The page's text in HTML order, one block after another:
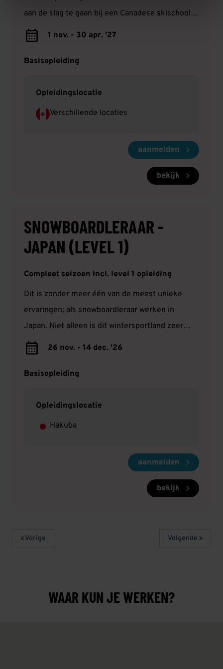
aan de slag te gaan bij een Canadese skischool.
Je kunt via ons solliciteren in onder andere
1 nov. - 30 apr. '27
Basisopleiding
Opleidingslocatie
Verschillende locaties
aanmelden
bekijk
SNOWBOARDLERAAR -
JAPAN (LEVEL 1)
Compleet seizoen incl. level 1 opleiding
Dit is zonder meer één van de meest unieke
ervaringen; als snowboardleraar werken in
Japan. Niet alleen is dit wintersportland zeer
populair om de poederachtige sneeuw, maar het
26 nov. - 14 dec. '26
Basisopleiding
Opleidingslocatie
Hakuba
aanmelden
bekijk
« Vorige Volgende »
WAAR KUN JE WERKEN?